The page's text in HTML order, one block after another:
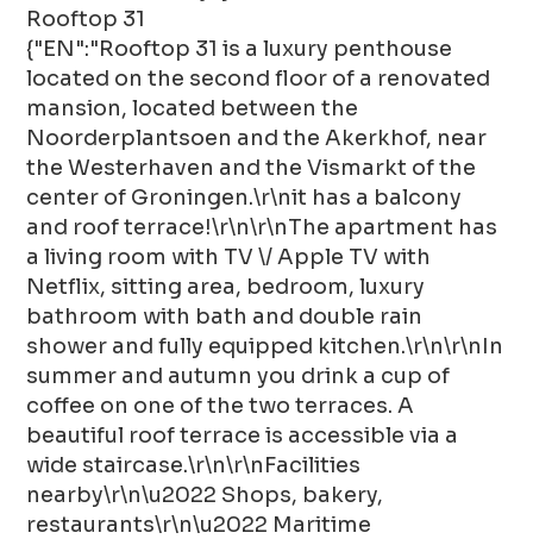
Rooftop 31
{"EN":"Rooftop 31 is a luxury penthouse
located on the second floor of a renovated
mansion, located between the
Noorderplantsoen and the Akerkhof, near
the Westerhaven and the Vismarkt of the
center of Groningen.\r\nit has a balcony
and roof terrace!\r\n\r\nThe apartment has
a living room with TV \/ Apple TV with
Netflix, sitting area, bedroom, luxury
bathroom with bath and double rain
shower and fully equipped kitchen.\r\n\r\nIn
summer and autumn you drink a cup of
coffee on one of the two terraces. A
beautiful roof terrace is accessible via a
wide staircase.\r\n\r\nFacilities
nearby\r\n\u2022 Shops, bakery,
restaurants\r\n\u2022 Maritime